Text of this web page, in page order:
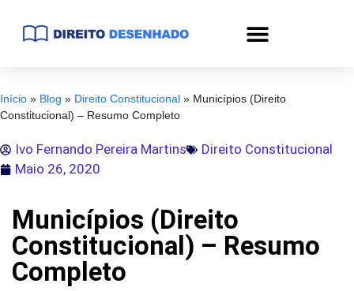
Início » Blog » Direito Constitucional » Municípios (Direito
Constitucional) – Resumo Completo
Ivo Fernando Pereira Martins
Direito Constitucional
Maio 26, 2020
Municípios (Direito
Constitucional) – Resumo
Completo